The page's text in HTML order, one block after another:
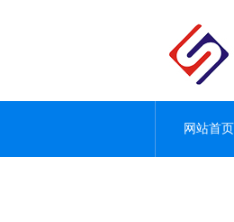
网站首页